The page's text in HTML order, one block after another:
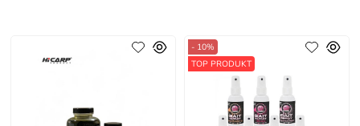
- 10%
TOP PRODUKT